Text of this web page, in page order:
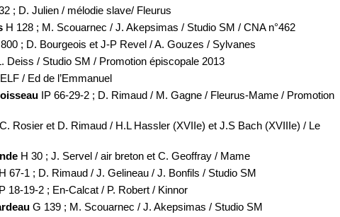
; D. Julien / mélodie slave/ Fleurus
H 128 ; M. Scouarnec / J. Akepsimas / Studio SM / CNA n°462
; D. Bourgeois et J-P Revel / A. Gouzes / Sylvanes
Deiss / Studio SM / Promotion épiscopale 2013
/ Ed de l’Emmanuel
IP 66-29-2 ; D. Rimaud / M. Gagne / Fleurus-Mame / Promotion
Rosier et D. Rimaud / H.L Hassler (XVIIe) et J.S Bach (XVIIIe) / Le
H 30 ; J. Servel / air breton et C. Geoffray / Mame
H 67-1 ; D. Rimaud / J. Gelineau / J. Bonfils / Studio SM
18-19-2 ; En-Calcat / P. Robert / Kinnor
G 139 ; M. Scouarnec / J. Akepsimas / Studio SM